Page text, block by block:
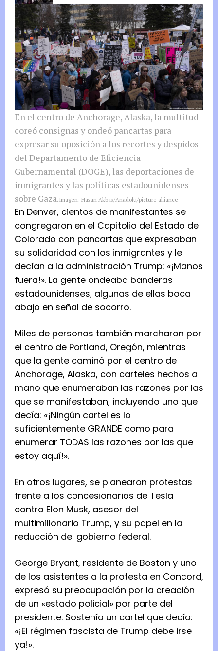
En el centro de Anchorage, Alaska, la multitud
coreó consignas y ondeó pancartas para
expresar su oposición a los recortes y despidos
del Departamento de Eficiencia
Gubernamental (DOGE), las deportaciones de
inmigrantes y las políticas estadounidenses
sobre Gaza.Imagen: Hasan Akbas/Anadolu/picture alliance
En Denver, cientos de manifestantes se
congregaron en el Capitolio del Estado de
Colorado con pancartas que expresaban
su solidaridad con los inmigrantes y le
decían a la administración Trump: «¡Manos
fuera!». La gente ondeaba banderas
estadounidenses, algunas de ellas boca
abajo en señal de socorro.
Miles de personas también marcharon por
el centro de Portland, Oregón, mientras
que la gente caminó por el centro de
Anchorage, Alaska, con carteles hechos a
mano que enumeraban las razones por las
que se manifestaban, incluyendo uno que
decía: «¡Ningún cartel es lo
suficientemente GRANDE como para
enumerar TODAS las razones por las que
estoy aquí!».
En otros lugares, se planearon protestas
frente a los concesionarios de Tesla
contra Elon Musk, asesor del
multimillonario Trump, y su papel en la
reducción del gobierno federal.
George Bryant, residente de Boston y uno
de los asistentes a la protesta en Concord,
expresó su preocupación por la creación
de un «estado policial» por parte del
presidente. Sostenía un cartel que decía:
«¡El régimen fascista de Trump debe irse
ya!».